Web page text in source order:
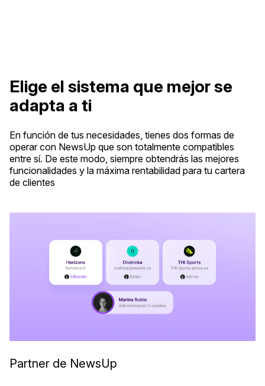
Elige el sistema que mejor se
adapta a ti
En función de tus necesidades, tienes dos formas de
operar con NewsUp que son totalmente compatibles
entre sí. De este modo, siempre obtendrás las mejores
funcionalidades y la máxima rentabilidad para tu cartera
de clientes
Partner de NewsUp